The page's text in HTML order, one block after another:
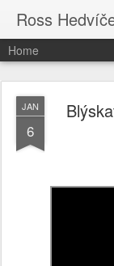
Ross
Home
JAN
6